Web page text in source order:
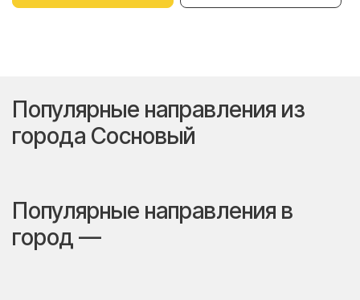
Популярные направления из
города Сосновый
Популярные направления в
город —